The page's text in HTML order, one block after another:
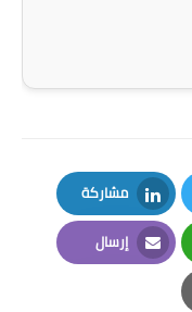
المتوسطة
الاعدادية
انشاء
مشاركة
LinkedIn
إرسال
Email